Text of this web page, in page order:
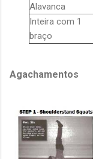
Alavanca
Inteira com 1
braço
Agachamentos